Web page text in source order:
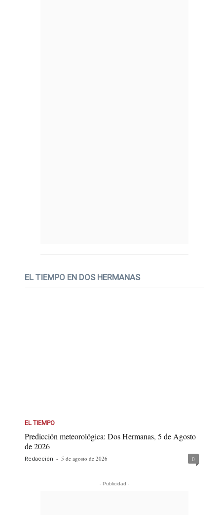
EL TIEMPO EN DOS HERMANAS
EL TIEMPO
Predicción meteorológica: Dos Hermanas, 5 de Agosto
de 2026
Redacción - 5 de agosto de 2026 0
- Publicidad -